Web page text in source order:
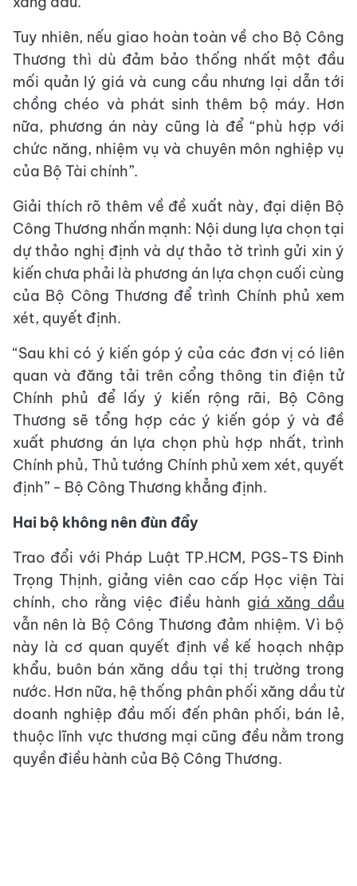
Tuy nhiên, nếu giao hoàn toàn về cho Bộ Công
Thương thì dù đảm bảo thống nhất một đầu
mối quản lý giá và cung cầu nhưng lại dẫn tới
chồng chéo và phát sinh thêm bộ máy. Hơn
nữa, phương án này cũng là để “phù hợp với
chức năng, nhiệm vụ và chuyên môn nghiệp vụ
của Bộ Tài chính”.
Giải thích rõ thêm về đề xuất này, đại diện Bộ
Công Thương nhấn mạnh: Nội dung lựa chọn tại
dự thảo nghị định và dự thảo tờ trình gửi xin ý
kiến chưa phải là phương án lựa chọn cuối cùng
của Bộ Công Thương để trình Chính phủ xem
xét, quyết định.
“Sau khi có ý kiến góp ý của các đơn vị có liên
quan và đăng tải trên cổng thông tin điện tử
Chính phủ để lấy ý kiến rộng rãi, Bộ Công
Thương sẽ tổng hợp các ý kiến góp ý và đề
xuất phương án lựa chọn phù hợp nhất, trình
Chính phủ, Thủ tướng Chính phủ xem xét, quyết
định” - Bộ Công Thương khẳng định.
Hai bộ không nên đùn đẩy
Trao đổi với Pháp Luật TP.HCM, PGS-TS Đinh
Trọng Thịnh, giảng viên cao cấp Học viện Tài
chính, cho rằng việc điều hành giá xăng dầu
vẫn nên là Bộ Công Thương đảm nhiệm. Vì bộ
này là cơ quan quyết định về kế hoạch nhập
khẩu, buôn bán xăng dầu tại thị trường trong
nước. Hơn nữa, hệ thống phân phối xăng dầu từ
doanh nghiệp đầu mối đến phân phối, bán lẻ,
thuộc lĩnh vực thương mại cũng đều nằm trong
quyền điều hành của Bộ Công Thương.